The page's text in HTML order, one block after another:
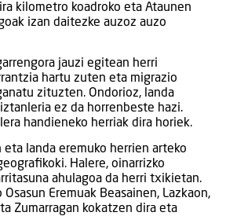
kilometro koadroko eta Ataunen
izan daitezke auzoz auzo
jauzi egitean herri
hartu zuten eta migrazio
zituzten. Ondorioz, landa
ez da horrenbeste hazi.
handieneko herriak dira horiek.
landa eremuko herrien arteko
Halere, oinarrizko
ahulagoa da herri txikietan.
Osasun Eremuak Beasainen, Lazkaon,
Zumarragan kokatzen dira eta